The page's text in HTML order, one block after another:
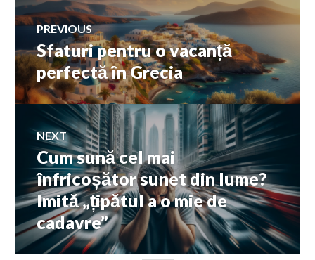
Navigare
în
articole
PREVIOUS
Previous
post:
Sfaturi pentru o vacanță
perfectă în Grecia
NEXT
Next
post:
Cum sună cel mai
înfricoșător sunet din lume?
Imită „țipătul a o mie de
cadavre”